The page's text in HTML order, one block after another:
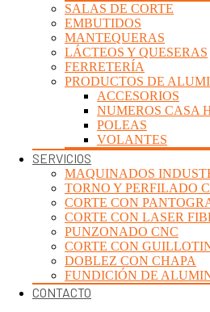
SALAS DE CORTE
EMBUTIDOS
MANTEQUERAS
LÁCTEOS Y QUESERAS
FERRETERÍA
PRODUCTOS DE
ACCESORIOS
NUMEROS CASA
POLEAS
VOLANTES
SERVICIOS
MAQUINADOS
TORNO Y PERFILADO
CORTE CON
CORTE CON LASER
PUNZONADO CNC
CORTE CON
DOBLEZ CON CHAPA
FUNDICIÓN DE
CONTACTO